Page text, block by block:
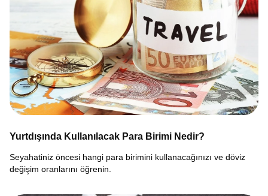
Yurtdışında Kullanılacak Para Birimi Nedir?
Seyahatiniz öncesi hangi para birimini kullanacağınızı ve döviz
değişim oranlarını öğrenin.